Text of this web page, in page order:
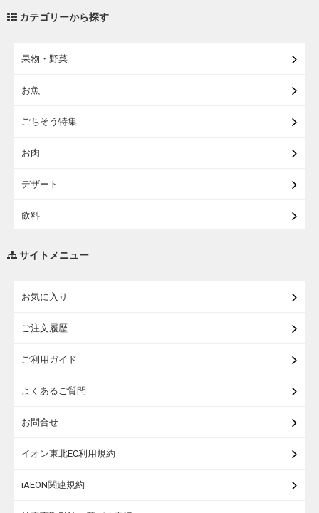
カテゴリーから探す
果物・野菜
お魚
ごちそう特集
お肉
デザート
飲料
サイトメニュー
お気に入り
ご注文履歴
ご利用ガイド
よくあるご質問
お問合せ
イオン東北EC利用規約
iAEON関連規約